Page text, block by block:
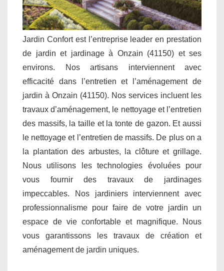
Jardin Confort est l’entreprise leader en prestation
de jardin et jardinage à Onzain (41150) et ses
environs. Nos artisans interviennent avec
efficacité dans l’entretien et l’aménagement de
jardin à Onzain (41150). Nos services incluent les
travaux d’aménagement, le nettoyage et l’entretien
des massifs, la taille et la tonte de gazon. Et aussi
le nettoyage et l’entretien de massifs. De plus on a
la plantation des arbustes, la clôture et grillage.
Nous utilisons les technologies évoluées pour
vous fournir des travaux de jardinages
impeccables. Nos jardiniers interviennent avec
professionnalisme pour faire de votre jardin un
espace de vie confortable et magnifique. Nous
vous garantissons les travaux de création et
aménagement de jardin uniques.